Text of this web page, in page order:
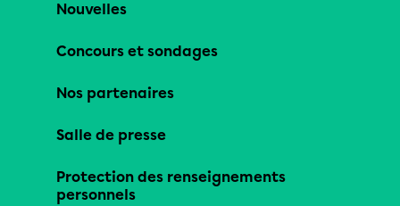
Nouvelles
Concours et sondages
Nos partenaires
Salle de presse
Protection des renseignements
personnels